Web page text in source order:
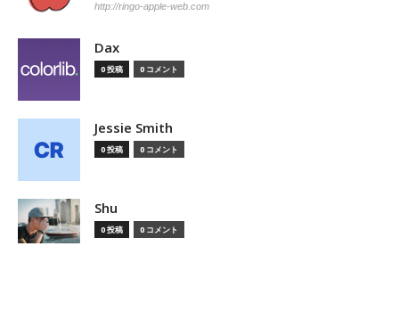
http://ringo-apple-web.com
Dax
0 投稿 0 コメント
Jessie Smith
0 投稿 0 コメント
Shu
0 投稿 0 コメント